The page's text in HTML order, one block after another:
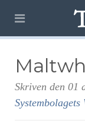
Skriven den 01
Systembolagets